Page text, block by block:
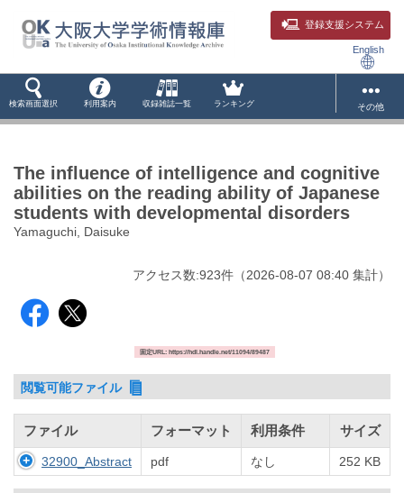
登録支援システム
English
検索画面選択 利用案内 収録雑誌一覧 ランキング その他
The influence of intelligence and cognitive
abilities on the reading ability of Japanese
students with developmental disorders
Yamaguchi, Daisuke
アクセス数:923件 （2026-08-07 08:40 集計）
固定URL: https://hdl.handle.net/11094/89487
閲覧可能ファイル
ファイル フォーマット 利用条件 サイズ
32900_Abstract pdf なし 252 KB